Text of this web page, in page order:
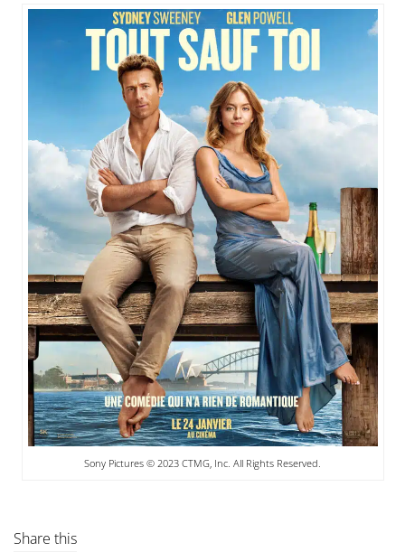
Sony Pictures © 2023 CTMG, Inc. All Rights Reserved.
Share this